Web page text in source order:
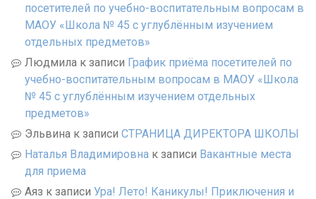
посетителей по учебно-воспитательным вопросам в
МАОУ «Школа № 45 с углублённым изучением
отдельных предметов»
Людмила к записи График приёма посетителей по
учебно-воспитательным вопросам в МАОУ «Школа
№ 45 с углублённым изучением отдельных
предметов»
Эльвина к записи СТРАНИЦА ДИРЕКТОРА ШКОЛЫ
Наталья Владимировна к записи Вакантные места
для приема
Аяз к записи Ура! Лето! Каникулы! Приключения и